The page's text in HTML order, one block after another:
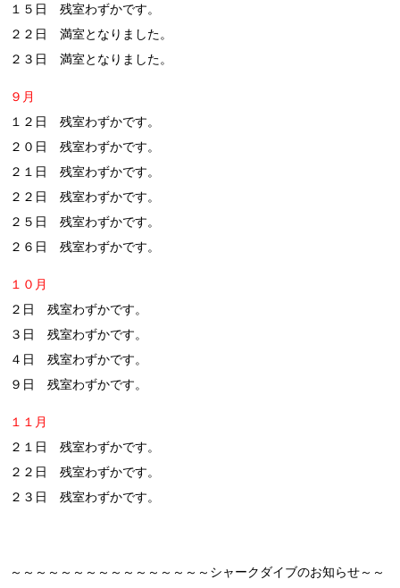
１５日 残室わずかです。
２２日 満室となりました。
２３日 満室となりました。
９月
１２日 残室わずかです。
２０日 残室わずかです。
２１日 残室わずかです。
２２日 残室わずかです。
２５日 残室わずかです。
２６日 残室わずかです。
１０月
２日 残室わずかです。
３日 残室わずかです。
４日 残室わずかです。
９日 残室わずかです。
１１月
２１日 残室わずかです。
２２日 残室わずかです。
２３日 残室わずかです。
～～～～～～～～～～～～～～～～シャークダイブのお知らせ～～